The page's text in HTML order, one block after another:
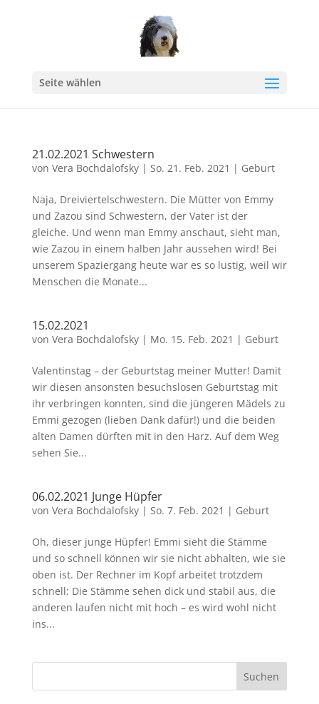
Seite wählen
21.02.2021 Schwestern
von Vera Bochdalofsky| So. 21. Feb. 2021 | Geburt
Naja, Dreiviertelschwestern. Die Mütter von Emmy
und Zazou sind Schwestern, der Vater ist der
gleiche. Und wenn man Emmy anschaut, sieht man,
wie Zazou in einem halben Jahr aussehen wird! Bei
unserem Spaziergang heute war es so lustig, weil wir
Menschen die Monate...
15.02.2021
von Vera Bochdalofsky| Mo. 15. Feb. 2021 | Geburt
Valentinstag – der Geburtstag meiner Mutter! Damit
wir diesen ansonsten besuchslosen Geburtstag mit
ihr verbringen konnten, sind die jüngeren Mädels zu
Emmi gezogen (lieben Dank dafür!) und die beiden
alten Damen dürften mit in den Harz. Auf dem Weg
sehen Sie...
06.02.2021 Junge Hüpfer
von Vera Bochdalofsky| So. 7. Feb. 2021 | Geburt
Oh, dieser junge Hüpfer! Emmi sieht die Stämme
und so schnell können wir sie nicht abhalten, wie sie
oben ist. Der Rechner im Kopf arbeitet trotzdem
schnell: Die Stämme sehen dick und stabil aus, die
anderen laufen nicht mit hoch – es wird wohl nicht
ins...